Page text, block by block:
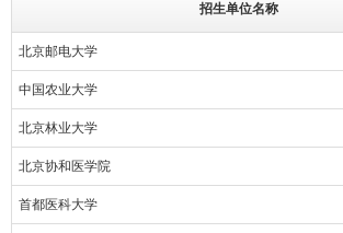
招生单位名称
北京邮电大学
中国农业大学
北京林业大学
北京协和医学院
首都医科大学